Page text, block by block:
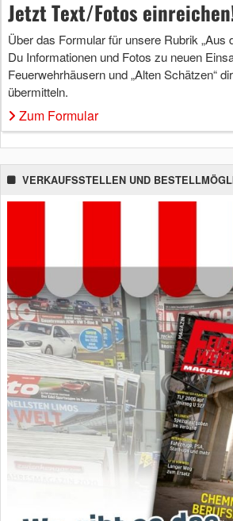
Jetzt Text/Fotos
Über das Formular für unsere Rubrik „Aus
Du Informationen und Fotos zu neuen
Feuerwehrhäusern und „Alten Schätzen“
übermitteln.
Zum Formular
VERKAUFSSTELLEN UND